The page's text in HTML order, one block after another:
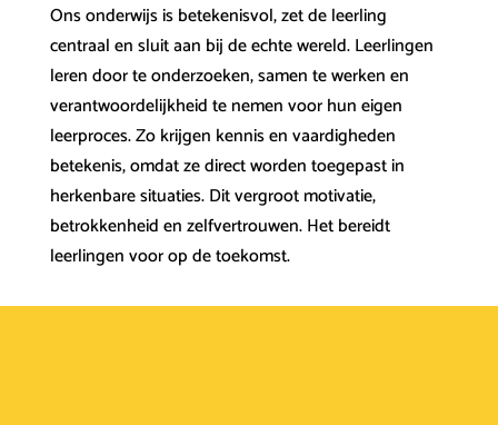
Ons onderwijs is betekenisvol, zet de leerling
centraal en sluit aan bij de echte wereld. Leerlingen
leren door te onderzoeken, samen te werken en
verantwoordelijkheid te nemen voor hun eigen
leerproces. Zo krijgen kennis en vaardigheden
betekenis, omdat ze direct worden toegepast in
herkenbare situaties. Dit vergroot motivatie,
betrokkenheid en zelfvertrouwen. Het bereidt
leerlingen voor op de toekomst.